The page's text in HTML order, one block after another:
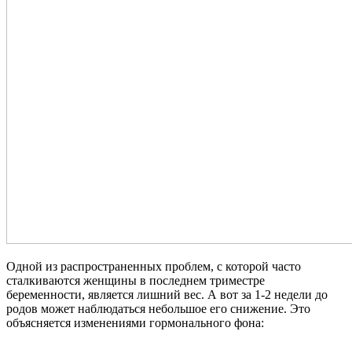
Одной из распространенных проблем, с которой часто
сталкиваются женщины в последнем триместре
беременности, является лишний вес. А вот за 1-2 недели до
родов может наблюдаться небольшое его снижение. Это
объясняется изменениями гормонального фона: